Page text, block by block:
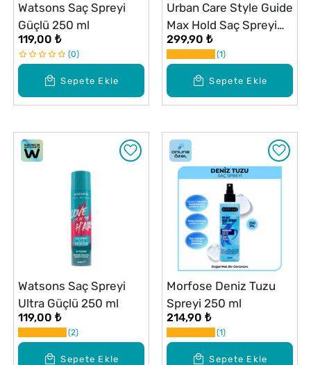
Sepete Ekle
Watsons Saç Spreyi
Güçlü 250 ml
119,00 ₺
0
Sepete Ekle
Urban Care Style Guide
Max Hold Saç Spreyi
250 ml
299,90 ₺
1
Sepete Ekle
Watsons Saç Spreyi
Ultra Güçlü 250 ml
119,00 ₺
2
Sepete Ekle
Morfose Deniz Tuzu
Spreyi 250 ml
214,90 ₺
1